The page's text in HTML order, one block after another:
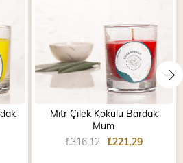
Mitr Çilek Kokulu Bardak
Mum
₺221,29
₺316,12